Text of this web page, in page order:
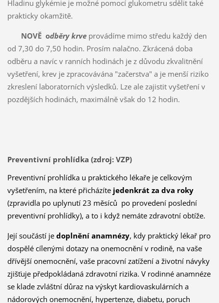
Hladinu glykémie je možné pomocí glukometru sdělit také
prakticky okamžitě.
NOVĚ odběry krveprovádíme mimo středu každý den
od 7,30 do 7,50 hodin. Prosím nalačno. Zkrácená doba
odběru a navíc v ranních hodinách je z důvodu zkvalitnění
vyšetření, krev je zpracovávána "začerstva" a je menší riziko
zkreslení laboratorních výsledků. Lze ale zajistit vyšetření v
pozdějších hodinách, maximálně však do 12 hodin.
Preventivní prohlídka (zdroj: VZP)
Preventivní prohlídka u praktického lékaře je celkovým
vyšetřením, na které přicházíte jedenkrát za dva roky
(zpravidla po uplynutí 23 měsíců po provedení poslední
preventivní prohlídky), a to i když nemáte zdravotní obtíže.
Její součástí je doplnění anamnézy, kdy praktický lékař pro
dospělé cílenými dotazy na onemocnění v rodině, na vaše
dřívější onemocnění, vaše pracovní zatížení a životní návyky
zjišťuje předpokládaná zdravotní rizika. V rodinné anamnéze
se klade zvláštní důraz na výskyt kardiovaskulárních a
nádorových onemocnění, hypertenze, diabetu, poruch